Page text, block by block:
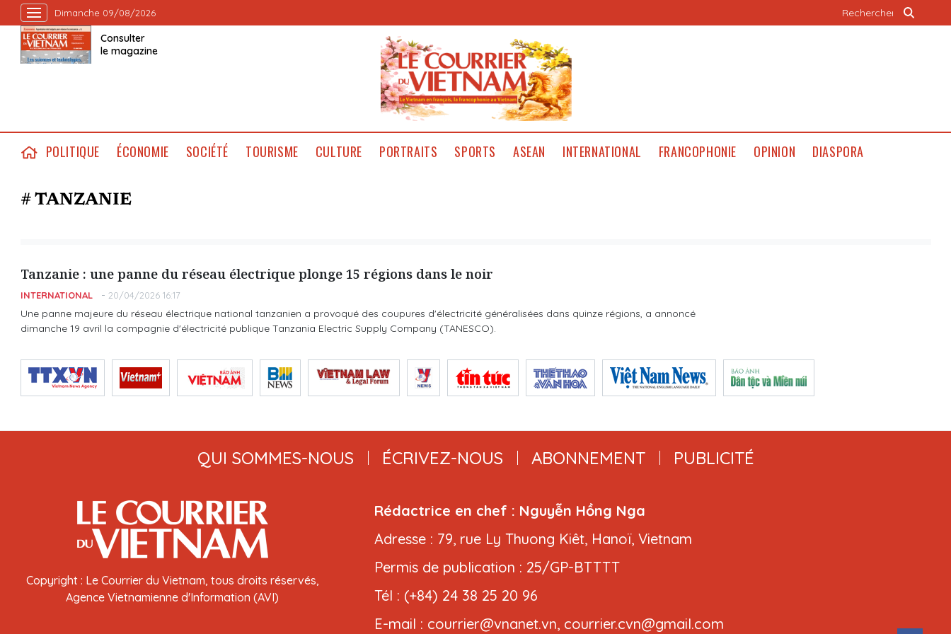
Dimanche 09/08/2026
Consulter
le magazine
POLITIQUE ÉCONOMIE SOCIÉTÉ TOURISME CULTURE PORTRAITS SPORTS ASEAN INTERNATIONAL FRANCOPHONIE OPINION DIASPORA
# TANZANIE
Tanzanie : une panne du réseau électrique plonge 15 régions dans le noir
INTERNATIONAL 20/04/2026 16:17
Une panne majeure du réseau électrique national tanzanien a provoqué des coupures d'électricité généralisées dans quinze régions, a annoncé
dimanche 19 avril la compagnie d'électricité publique Tanzania Electric Supply Company (TANESCO).
QUI SOMMES-NOUS ÉCRIVEZ-NOUS ABONNEMENT PUBLICITÉ
Copyright : Le Courrier du Vietnam, tous droits réservés,
Agence Vietnamienne d'Information (AVI)
Rédactrice en chef : Nguyễn Hồng Nga
Adresse : 79, rue Ly Thuong Kiêt, Hanoï, Vietnam
Permis de publication : 25/GP-BTTTT
Tél : (+84) 24 38 25 20 96
E-mail : courrier@vnanet.vn, courrier.cvn@gmail.com